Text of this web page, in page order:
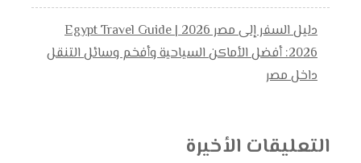
دليل السفر إلى مصر 2026 | Egypt Travel Guide
2026: أفضل الأماكن السياحية وأفخم وسائل التنقل
داخل مصر
التعليقات الأخيرة